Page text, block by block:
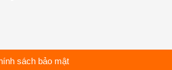
sách bảo mật